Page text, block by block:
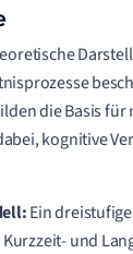
die Basis für
kognitive
Ein
und